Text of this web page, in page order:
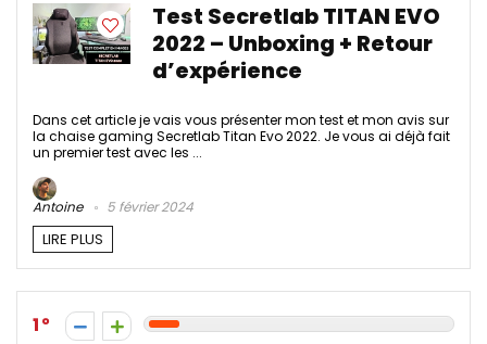
Test Secretlab TITAN EVO
2022 – Unboxing + Retour
d’expérience
Dans cet article je vais vous présenter mon test et mon avis sur
la chaise gaming Secretlab Titan Evo 2022. Je vous ai déjà fait
un premier test avec les ...
Antoine 5 février 2024
LIRE PLUS
1